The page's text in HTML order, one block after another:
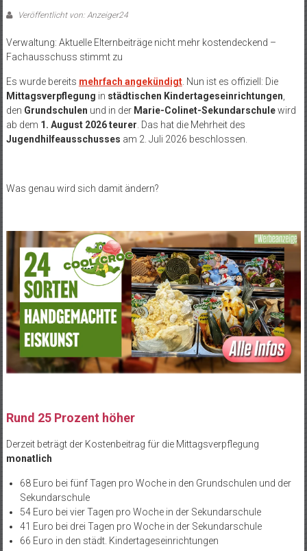
Veröffentlicht von: Anzeiger24
Verwaltung: Aktuelle Elternbeiträge nicht mehr kostendeckend –
Fachausschuss stimmt zu
Es wurde bereits mehrfach angekündigt. Nun ist es offiziell: Die
Mittagsverpflegung in städtischen Kindertageseinrichtungen,
den Grundschulen und in der Marie-Colinet-Sekundarschulewird
ab dem 1. August 2026 teurer. Das hat die Mehrheit des
Jugendhilfeausschusses am 2. Juli 2026 beschlossen.
Was genau wird sich damit ändern?
Rund 25 Prozent höher
Derzeit beträgt der Kostenbeitrag für die Mittagsverpflegung
monatlich
68 Euro bei fünf Tagen pro Woche in den Grundschulen und der
Sekundarschule
54 Euro bei vier Tagen pro Woche in der Sekundarschule
41 Euro bei drei Tagen pro Woche in der Sekundarschule
66 Euro in den städt. Kindertageseinrichtungen